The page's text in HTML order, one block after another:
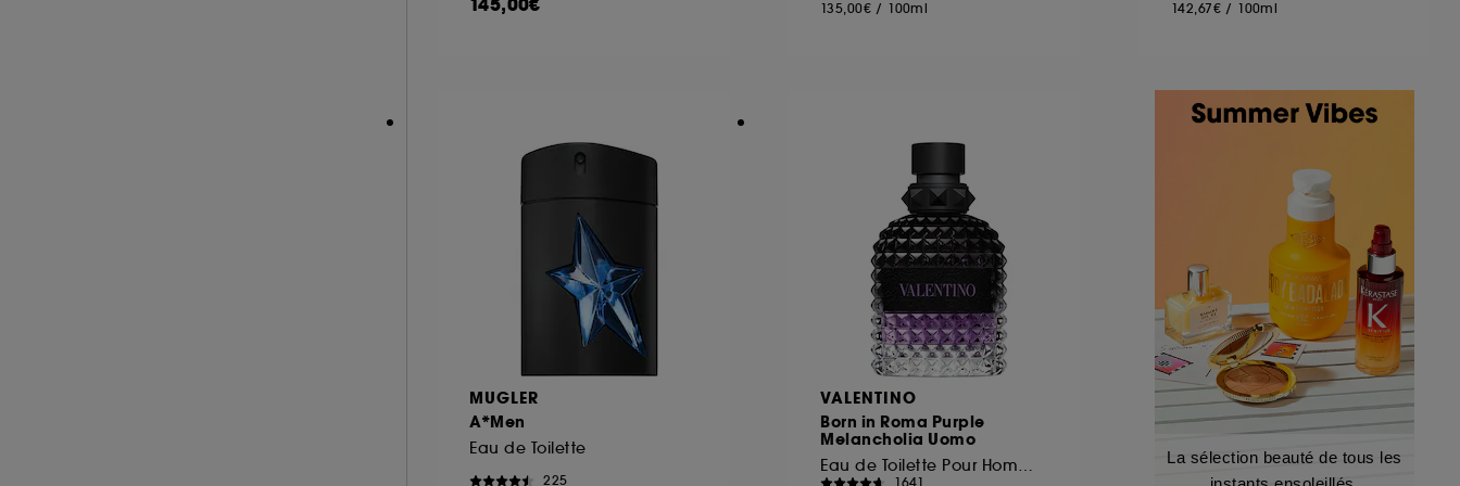
135,00€ / 100ml 142,67€ / 100ml
MUGLER
A*Men
Eau de Toilette
225
VALENTINO
Born in Roma Purple
Melancholia Uomo
1641
La sélection beauté de tous les